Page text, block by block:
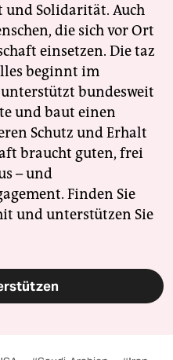
und Solidarität. Auch
die sich vor Ort
einsetzen. Die taz
beginnt im
bundesweit
und baut einen
Schutz und Erhalt
braucht guten, frei
– und
Finden Sie
und unterstützen Sie